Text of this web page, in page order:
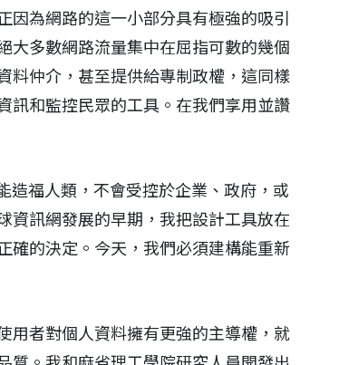
為網路的這一小部分具有極強的吸引
大多數網路流量集中在屈指可數的幾個
料仲介，甚至提供給專制政權，這同樣
訊和監控民眾的工具。在我們享用並讚
造福人類，不會受控於企業、政府，或
資訊網發展的早期，我把設計工具放在
確的決定。今天，我們必須建構能重新
用者對個人資料擁有更強的主導權，就